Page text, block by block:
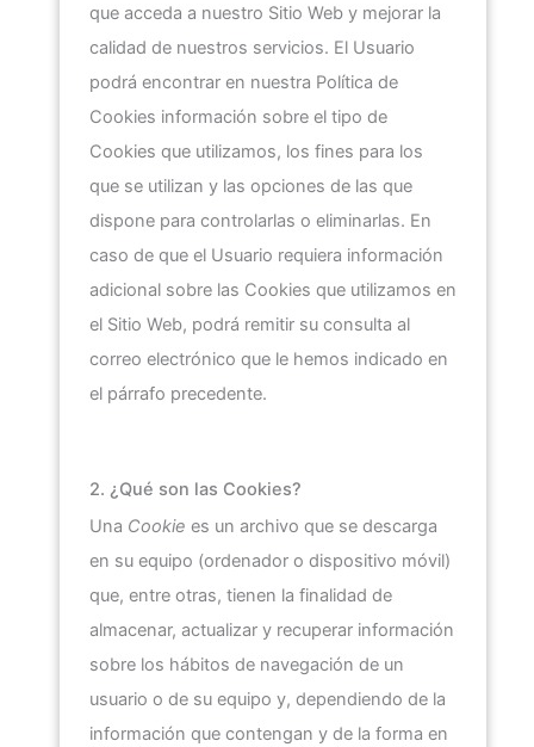
que acceda a nuestro Sitio Web y mejorar la
calidad de nuestros servicios. El Usuario
podrá encontrar en nuestra Política de
Cookies información sobre el tipo de
Cookies que utilizamos, los fines para los
que se utilizan y las opciones de las que
dispone para controlarlas o eliminarlas. En
caso de que el Usuario requiera información
adicional sobre las Cookies que utilizamos en
el Sitio Web, podrá remitir su consulta al
correo electrónico que le hemos indicado en
el párrafo precedente.
2. ¿Qué son las Cookies?
Una Cookie es un archivo que se descarga
en su equipo (ordenador o dispositivo móvil)
que, entre otras, tienen la finalidad de
almacenar, actualizar y recuperar información
sobre los hábitos de navegación de un
usuario o de su equipo y, dependiendo de la
información que contengan y de la forma en